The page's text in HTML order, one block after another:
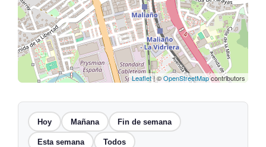
Leaflet| ©OpenStreetMapcontributors
Hoy Mañana Fin de semana
Esta semana Todos